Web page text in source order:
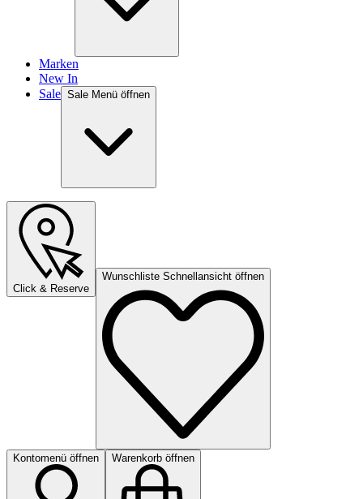
Marken
New In
Sale Sale Menü öffnen
Click & Reserve
Wunschliste Schnellansicht öffnen
Kontomenü öffnen Warenkorb öffnen